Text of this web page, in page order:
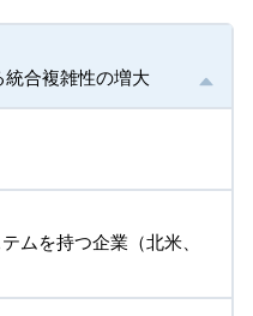
合複雑性の増大
ムを持つ企業（北米、